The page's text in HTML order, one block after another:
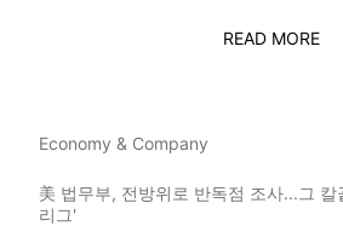
READ MORE
Economy & Company
美 법무부, 전방위로 반독점 조사...그 칼
리그'